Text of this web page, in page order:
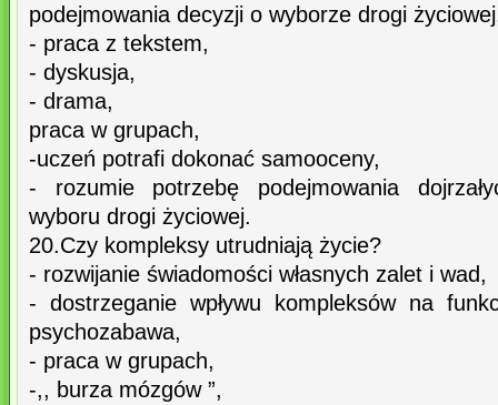
podejmowania decyzji o wyborze drogi
- praca z tekstem,
- dyskusja,
- drama,
praca w grupach,
-uczeń potrafi dokonać samooceny,
- rozumie potrzebę podejmowania
wyboru drogi życiowej.
20.Czy kompleksy utrudniają życie?
- rozwijanie świadomości własnych zalet i wad,
- dostrzeganie wpływu kompleksów na
psychozabawa,
- praca w grupach,
-,, burza mózgów ”,